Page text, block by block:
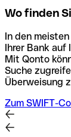
Wo finden
In den
Ihrer Bank auf
Mit Qonto
Suche
Überweisung
Zum SWIFT-